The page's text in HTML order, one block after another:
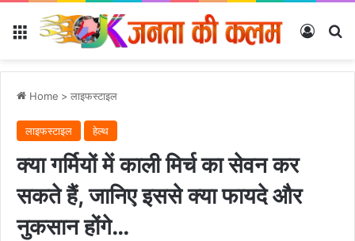
Menu Log In
Home > लाइफस्टाइल
लाइफस्टाइल हेल्‍थ
क्या गर्मियों में काली मिर्च का सेवन कर
सकते हैं, जानिए इससे क्या फायदे और
नुकसान होंगे…